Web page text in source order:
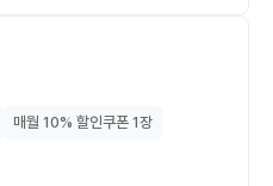
매월 10% 할인쿠폰 1장